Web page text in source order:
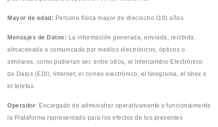
Mayor de edad: Persona física mayor de dieciocho (18) años.
Mensajes de Datos: La información generada, enviada, recibida,
almacenada o comunicada por medios electrónicos, ópticos o
similares, como pudieran ser, entre otros, el Intercambio Electrónico
de Datos (EDI), Internet, el correo electrónico, el telegrama, el télex o
el telefax.
Operador: Encargado de administrar operativamente y funcionalmente
la Plataforma representado para los efectos de los presentes